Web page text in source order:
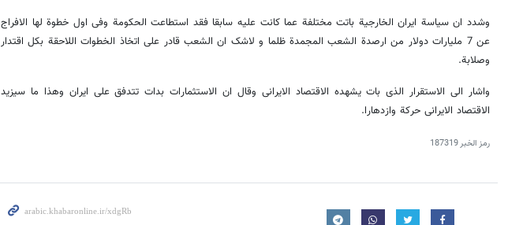
وشدد ان سیاسة ایران الخارجیة باتت مختلفة عما کانت علیه سابقا فقد استطاعت الحکومة وفی اول خطوة لها الافراج
عن 7 ملیارات دولار من ارصدة الشعب المجمدة ظلما و لاشک ان الشعب قادر علی اتخاذ الخطوات اللاحقة بکل اقتدار
وصلابة.
واشار الی الاستقرار الذی بات یشهده الاقتصاد الایرانی وقال ان الاستثمارات بدات تتدفق علی ایران وهذا ما سیزید
الاقتصاد الایرانی حرکة وازدهارا.
رمز الخبر187319